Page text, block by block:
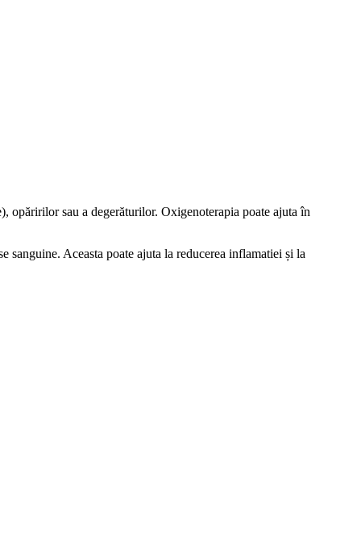
opăririlor sau a degerăturilor. Oxigenoterapia poate ajuta în
Aceasta poate ajuta la reducerea inflamatiei și la